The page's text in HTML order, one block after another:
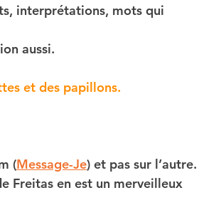
interprétations, mots qui
aussi.
et des papillons.
(Message-Je) et pas sur l’autre.
Freitas en est un merveilleux